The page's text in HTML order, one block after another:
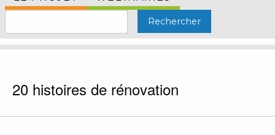
20 histoires de rénovation